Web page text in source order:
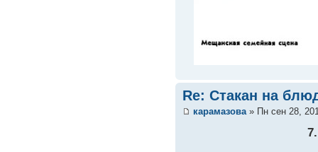
Re: Стакан на
карамазова» Пн сен 28,